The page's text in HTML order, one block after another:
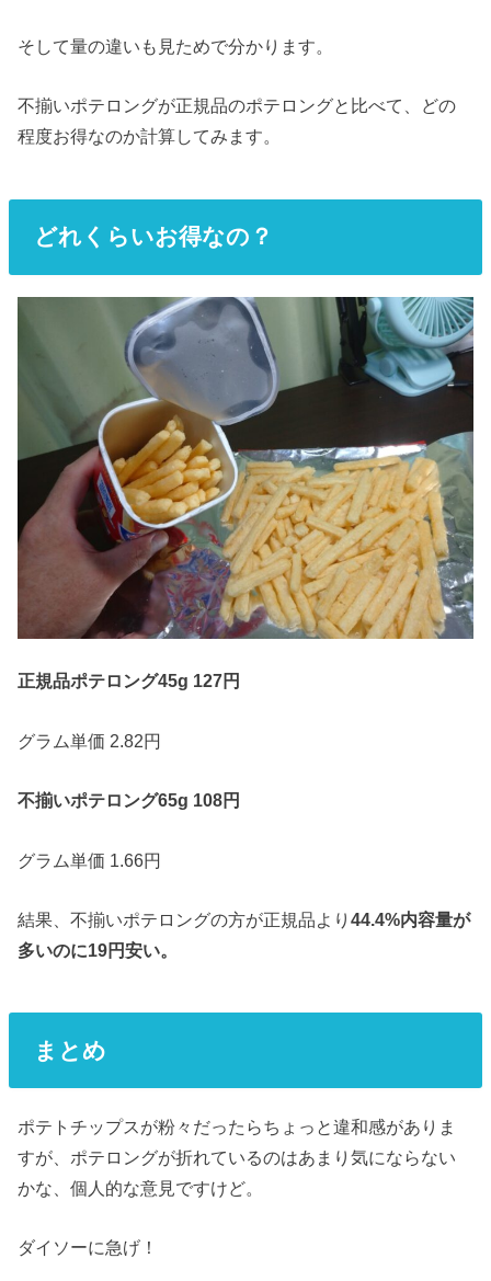
そして量の違いも見ためで分かります。
不揃いポテロングが正規品のポテロングと比べて、どの
程度お得なのか計算してみます。
どれくらいお得なの？
正規品ポテロング45g 127円
グラム単価 2.82円
不揃いポテロング65g 108円
グラム単価 1.66円
結果、不揃いポテロングの方が正規品より44.4%内容量が
多いのに19円安い。
まとめ
ポテトチップスが粉々だったらちょっと違和感がありま
すが、ポテロングが折れているのはあまり気にならない
かな、個人的な意見ですけど。
ダイソーに急げ！